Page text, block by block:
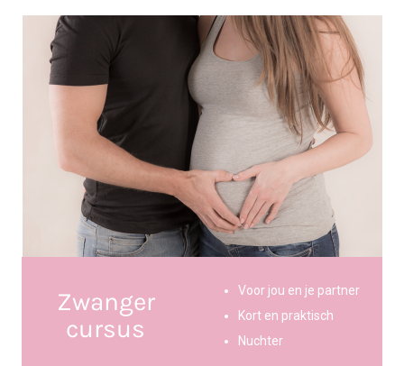
Zwanger
cursus
Voor jou en je partner
Kort en praktisch
Nuchter